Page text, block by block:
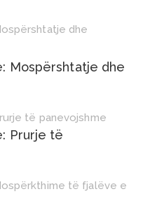
Mospërshtatje dhe
Prurje të